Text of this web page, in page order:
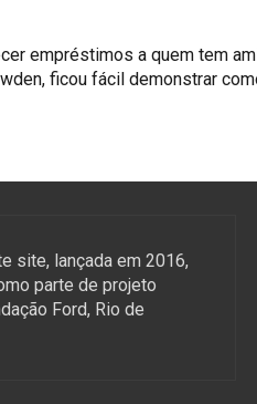
empréstimos a quem tem
ficou fácil demonstrar
site, lançada em 2016,
parte de projeto
Ford, Rio de